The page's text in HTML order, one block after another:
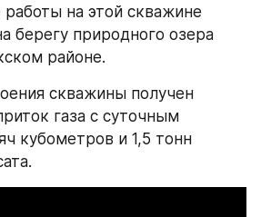
на этой скважине
берегу природного озера
районе.
скважины получен
газа с суточным
кубометров и 1,5 тонн